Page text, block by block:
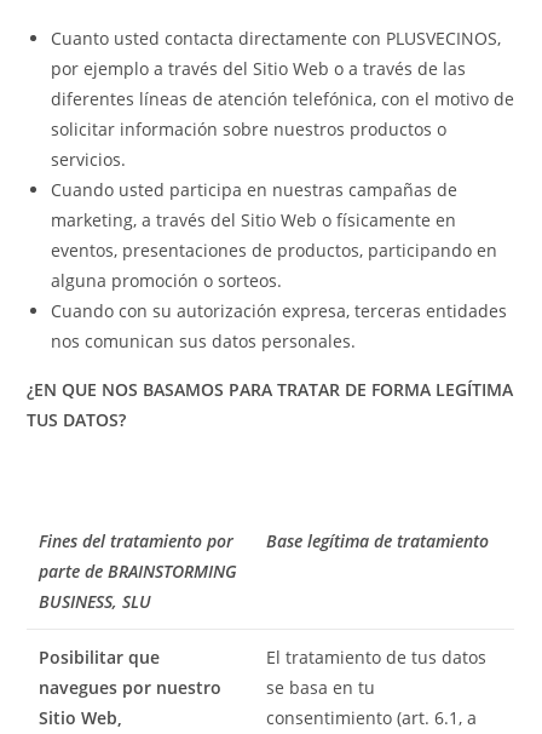
Cuanto usted contacta directamente con PLUSVECINOS,
por ejemplo a través del Sitio Web o a través de las
diferentes líneas de atención telefónica, con el motivo de
solicitar información sobre nuestros productos o
servicios.
Cuando usted participa en nuestras campañas de
marketing, a través del Sitio Web o físicamente en
eventos, presentaciones de productos, participando en
alguna promoción o sorteos.
Cuando con su autorización expresa, terceras entidades
nos comunican sus datos personales.
¿EN QUE NOS BASAMOS PARA TRATAR DE FORMA LEGÍTIMA
TUS DATOS?
Fines del tratamiento por
parte de BRAINSTORMING
BUSINESS, SLU
Base legítima de tratamiento
Posibilitar que
navegues por nuestro
Sitio Web,
El tratamiento de tus datos
se basa en tu
consentimiento (art. 6.1, a